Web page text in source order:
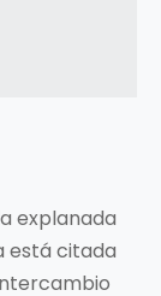
explanada
está citada